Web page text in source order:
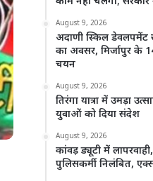
August 9, 2026
अदाणी स्किल डेवलपमेंट
का अवसर, मिर्जापुर के
चयन
August 9, 2026
तिरंगा यात्रा में उमड़ा
युवाओं को दिया संदेश
August 9, 2026
कांवड़ ड्यूटी में
पुलिसकर्मी निलंबित,